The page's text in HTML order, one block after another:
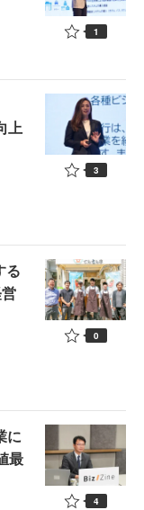
1
上
3
る
0
に
最
4